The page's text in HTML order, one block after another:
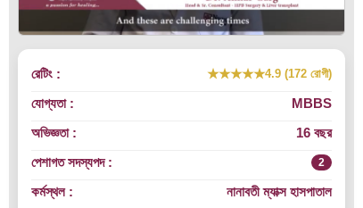
রেটিং : ★★★★★4.9 (172 রোগী)
যোগ্যতা :
MBBS
অভিজ্ঞতা :
16 বছর
পেশাগত সদস্যপদ :
2
কর্মস্থল : নানাবতী ম্যাক্স হাসপাতাল